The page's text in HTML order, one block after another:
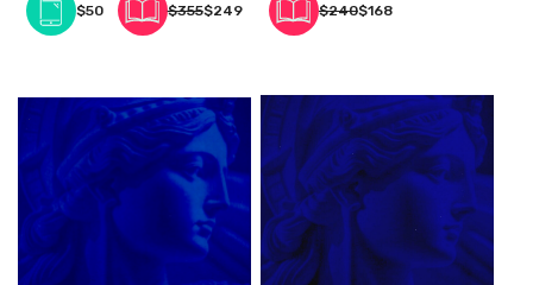
$50 $355$249 $240$168